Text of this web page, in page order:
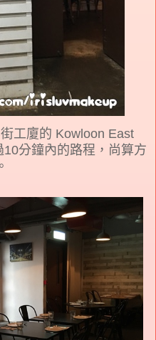
工廈的 Kowloon East
分鐘內的路程，尚算方